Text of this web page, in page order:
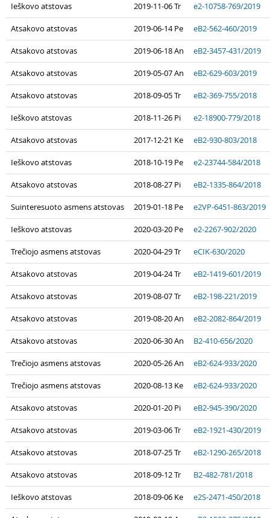
Ieškovo atstovas 2019-11-06 Tr e2-10758-769/2019
Atsakovo atstovas 2019-06-14 Pe eB2-562-460/2019
Atsakovo atstovas 2019-06-18 An eB2-3457-431/2019
Atsakovo atstovas 2019-05-07 An eB2-629-603/2019
Atsakovo atstovas 2018-09-05 Tr eB2-369-755/2018
Ieškovo atstovas 2018-11-26 Pi e2-18900-779/2018
Atsakovo atstovas 2017-12-21 Ke eB2-930-803/2018
Ieškovo atstovas 2018-10-19 Pe e2-23744-584/2018
Atsakovo atstovas 2018-08-27 Pi eB2-1335-864/2018
Suinteresuoto asmens atstovas 2019-01-18 Pe e2VP-6451-863/2019
Ieškovo atstovas 2020-03-20 Pe e2-2267-902/2020
Trečiojo asmens atstovas 2020-04-29 Tr eCIK-630/2020
Atsakovo atstovas 2019-04-24 Tr eB2-1419-601/2019
Atsakovo atstovas 2019-08-07 Tr eB2-198-221/2019
Atsakovo atstovas 2019-08-20 An eB2-2082-864/2019
Atsakovo atstovas 2020-06-30 An B2-410-656/2020
Trečiojo asmens atstovas 2020-05-26 An eB2-624-933/2020
Trečiojo asmens atstovas 2020-08-13 Ke eB2-624-933/2020
Atsakovo atstovas 2020-01-20 Pi eB2-945-390/2020
Atsakovo atstovas 2019-03-06 Tr eB2-1921-430/2019
Atsakovo atstovas 2018-07-25 Tr eB2-1290-265/2018
Atsakovo atstovas 2018-09-12 Tr B2-482-781/2018
Ieškovo atstovas 2018-09-06 Ke e2S-2471-450/2018